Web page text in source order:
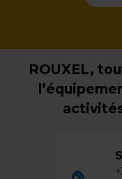
ROUXEL,